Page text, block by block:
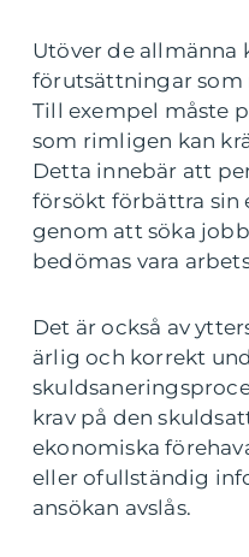
Utöver de allmänna
förutsättningar som
Till exempel måste
som rimligen kan
Detta innebär att
försökt förbättra sin
genom att söka
bedömas vara
Det är också av
ärlig och korrekt
krav på den
ekonomiska
eller ofullständig
ansökan avslås.